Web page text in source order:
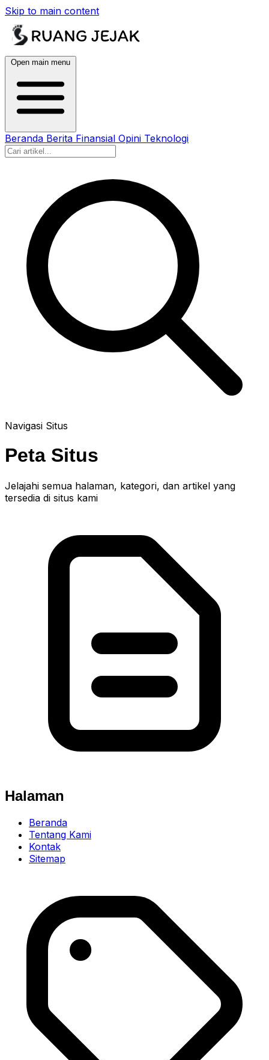
Skip to main content
Open main menu
Beranda Berita Finansial Opini Teknologi
Navigasi Situs
Peta Situs
Jelajahi semua halaman, kategori, dan artikel yang
tersedia di situs kami
Halaman
Beranda
Tentang Kami
Kontak
Sitemap